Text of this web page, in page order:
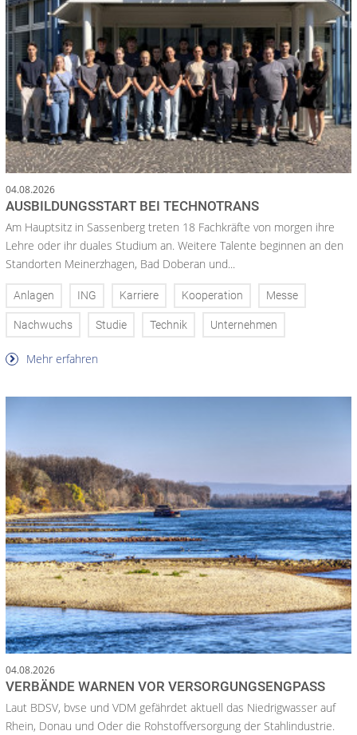
04.08.2026
AUSBILDUNGSSTART BEI TECHNOTRANS
Am Hauptsitz in Sassenberg treten 18 Fachkräfte von morgen ihre
Lehre oder ihr duales Studium an. Weitere Talente beginnen an den
Standorten Meinerzhagen, Bad Doberan und...
Anlagen ING Karriere Kooperation Messe
Nachwuchs Studie Technik Unternehmen
Mehr erfahren
04.08.2026
VERBÄNDE WARNEN VOR VERSORGUNGSENGPASS
Laut BDSV, bvse und VDM gefährdet aktuell das Niedrigwasser auf
Rhein, Donau und Oder die Rohstoffversorgung der Stahlindustrie.